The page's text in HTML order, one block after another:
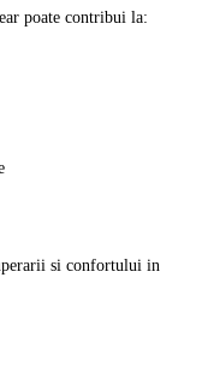
poate contribui la:
si confortului in